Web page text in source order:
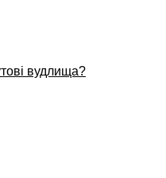
вудлища?